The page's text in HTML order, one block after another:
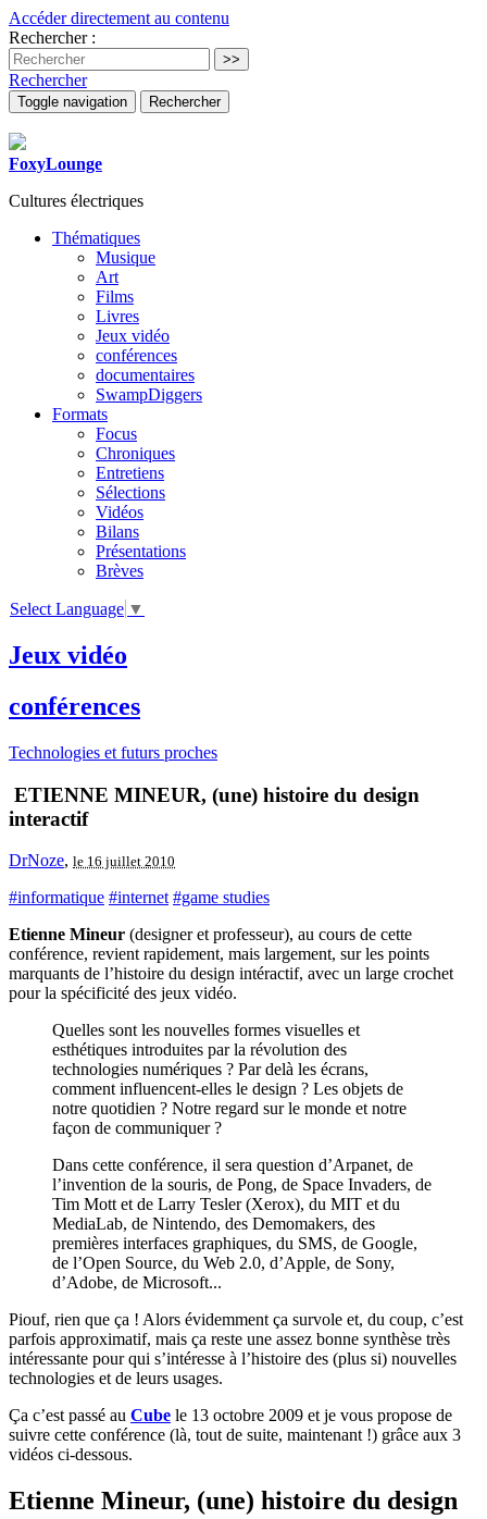
Accéder directement au contenu
Rechercher :
Rechercher
Toggle navigation Rechercher
FoxyLounge
Cultures électriques
Thématiques
Musique
Art
Films
Livres
Jeux vidéo
conférences
documentaires
SwampDiggers
Formats
Focus
Chroniques
Entretiens
Sélections
Vidéos
Bilans
Présentations
Brèves
Select Language ▼
Jeux vidéo
conférences
Technologies et futurs proches
ETIENNE MINEUR, (une) histoire du design
interactif
DrNoze, le 16 juillet 2010
#informatique #internet #game studies
Etienne Mineur (designer et professeur), au cours de cette
conférence, revient rapidement, mais largement, sur les points
marquants de l’histoire du design intéractif, avec un large crochet
pour la spécificité des jeux vidéo.
Quelles sont les nouvelles formes visuelles et
esthétiques introduites par la révolution des
technologies numériques ? Par delà les écrans,
comment influencent-elles le design ? Les objets de
notre quotidien ? Notre regard sur le monde et notre
façon de communiquer ?
Dans cette conférence, il sera question d’Arpanet, de
l’invention de la souris, de Pong, de Space Invaders, de
Tim Mott et de Larry Tesler (Xerox), du MIT et du
MediaLab, de Nintendo, des Demomakers, des
premières interfaces graphiques, du SMS, de Google,
de l’Open Source, du Web 2.0, d’Apple, de Sony,
d’Adobe, de Microsoft...
Piouf, rien que ça ! Alors évidemment ça survole et, du coup, c’est
parfois approximatif, mais ça reste une assez bonne synthèse très
intéressante pour qui s’intéresse à l’histoire des (plus si) nouvelles
technologies et de leurs usages.
Ça c’est passé au Cube le 13 octobre 2009 et je vous propose de
suivre cette conférence (là, tout de suite, maintenant !) grâce aux 3
vidéos ci-dessous.
Etienne Mineur, (une) histoire du design